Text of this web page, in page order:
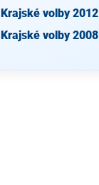
Krajské volby 2012
Krajské volby 2008